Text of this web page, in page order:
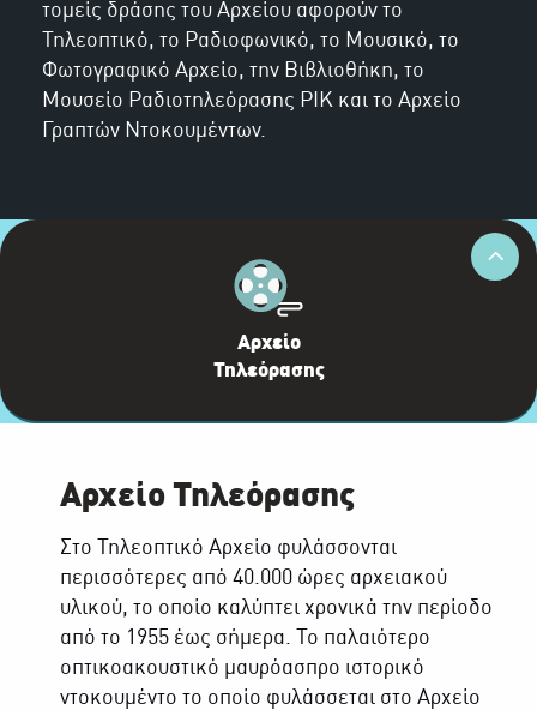
τομείς δράσης του Αρχείου αφορούν το
Τηλεοπτικό, το Ραδιοφωνικό, το Μουσικό, το
Φωτογραφικό Αρχείο, την Βιβλιοθήκη, το
Μουσείο Ραδιοτηλεόρασης ΡΙΚ και το Αρχείο
Γραπτών Ντοκουμέντων.
Αρχείο
Τηλεόρασης
Αρχείο Τηλεόρασης
Στο Τηλεοπτικό Αρχείο φυλάσσονται
περισσότερες από 40.000 ώρες αρχειακού
υλικού, το οποίο καλύπτει χρονικά την περίοδο
από το 1955 έως σήμερα. Το παλαιότερο
οπτικοακουστικό μαυρόασπρο ιστορικό
ντοκουμέντο το οποίο φυλάσσεται στο Αρχείο